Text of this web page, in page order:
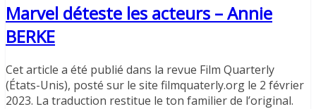
Marvel déteste les acteurs – Annie
BERKE
Cet article a été publié dans la revue Film Quarterly
(États-Unis), posté sur le site filmquaterly.org le 2 février
2023. La traduction restitue le ton familier de l’original.